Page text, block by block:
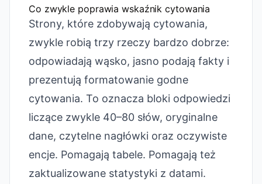
Co zwykle poprawia wskaźnik cytowania
Strony, które zdobywają cytowania,
zwykle robią trzy rzeczy bardzo dobrze:
odpowiadają wąsko, jasno podają fakty i
prezentują formatowanie godne
cytowania. To oznacza bloki odpowiedzi
liczące zwykle 40–80 słów, oryginalne
dane, czytelne nagłówki oraz oczywiste
encje. Pomagają tabele. Pomagają też
zaktualizowane statystyki z datami.